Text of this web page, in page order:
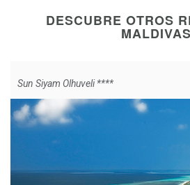
DESCUBRE OTROS
MALDIVAS
Sun Siyam Olhuveli ****